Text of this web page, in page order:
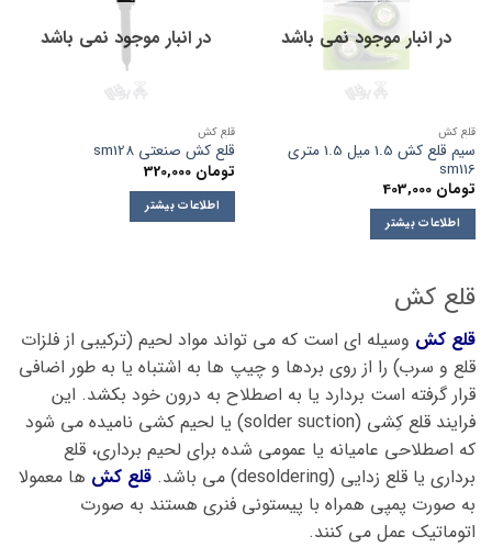
در انبار موجود نمی باشد
قلع کش
سیم قلع کش 1.5 میل 1.5 متری
sm116
تومان
اطلاعات بیشتر
در انبار موجود نمی باشد
قلع کش
قلع کش صنعتی sm128
تومان
اطلاعات بیشتر
قلع کش
قلع کش وسیله ای است که می تواند مواد لحیم (ترکیبی از فلزات
قلع و سرب) را از روی بردها و چیپ ها به اشتباه یا به طور اضافی
قرار گرفته است بردارد یا به اصطلاح به درون خود بکشد. این
فرایند قلع کِشی (solder suction) یا لحیم کشی نامیده می شود
که اصطلاحی عامیانه یا عمومی شده برای لحیم برداری، قلع
برداری یا قلع زدایی (desoldering) می باشد.
قلع کش ها معمولا
به صورت پمپی همراه با پیستونی فنری هستند به صورت
اتوماتیک عمل می کنند.